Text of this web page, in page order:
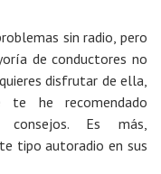
sin radio, pero
de conductores no
disfrutar de ella,
he recomendado
Es más,
tipo autoradio en sus